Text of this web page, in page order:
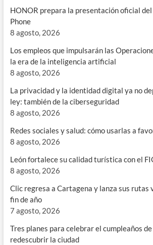
HONOR prepara la presentación oficial
Phone
8 agosto, 2026
Los empleos que impulsarán las
la era de la inteligencia artificial
8 agosto, 2026
La privacidad y la identidad digital ya no
ley: también de la ciberseguridad
8 agosto, 2026
Redes sociales y salud: cómo usarlas a
8 agosto, 2026
León fortalece su calidad turística con el
8 agosto, 2026
Clic regresa a Cartagena y lanza sus rutas
fin de año
7 agosto, 2026
Tres planes para celebrar el cumpleaños
redescubrir la ciudad